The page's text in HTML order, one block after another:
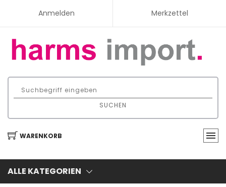
Anmelden Merkzettel
SUCHEN
WARENKORB
ALLE KATEGORIEN